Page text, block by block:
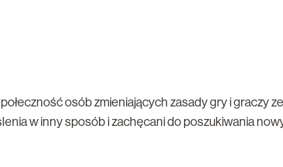
osób zmieniających zasady gry i graczy
w inny sposób i zachęcani do poszukiwania